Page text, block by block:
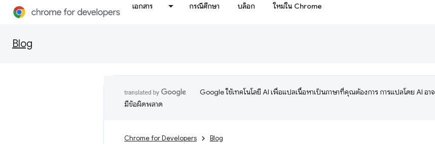
เอกสาร กรณีศึกษา บล็อก ใหม่ใน Chrome
Blog
Google ใช้เทคโนโลยี AI เพื่อแปลเนื้อหาเป็นภาษาที่คุณต้องการ การแปลโดย AI อาจ
มีข้อผิดพลาด
Chrome for Developers Blog